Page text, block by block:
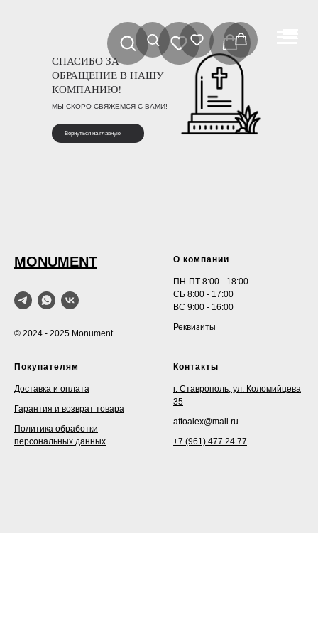
СПАСИБО ЗА
ОБРАЩЕНИЕ В НАШУ
КОМПАНИЮ!
МЫ СКОРО СВЯЖЕМСЯ С ВАМИ!
Вернуться на главную
MONUMENT
© 2024 - 2025 Monument
О компании
ПН-ПТ 8:00 - 18:00
СБ 8:00 - 17:00
ВС 9:00 - 16:00
Реквизиты
Покупателям
Доставка и оплата
Гарантия и возврат товара
Политика обработки
персональных данных
Контакты
г. Ставрополь, ул. Коломийцева
35
aftoalex@mail.ru
+7 (961) 477 24 77